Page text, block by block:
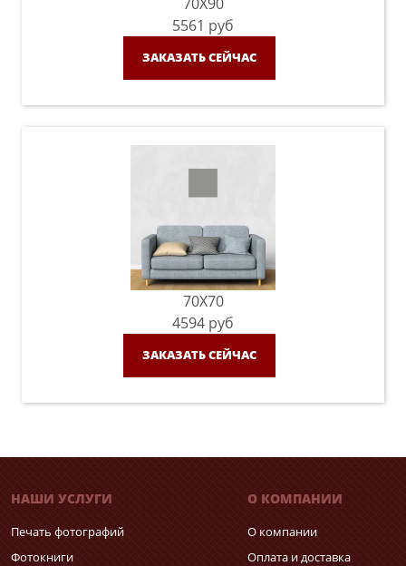
5561 руб
ЗАКАЗАТЬ СЕЙЧАС
70X70
4594 руб
ЗАКАЗАТЬ СЕЙЧАС
НАШИ УСЛУГИ
Печать фотографий
Фотокниги
О КОМПАНИИ
О компании
Оплата и доставка